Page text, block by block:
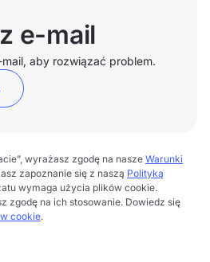
e-mail
aby rozwiązać problem.
wyrażasz zgodę na nasze Warunki
zapoznanie się z naszą Polityką
wymaga użycia plików cookie.
zgodę na ich stosowanie. Dowiedz się
cookie.